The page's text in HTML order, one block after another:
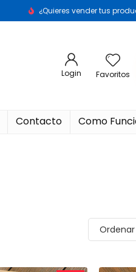
¿Quieres vender tus
Login Favoritos
Contacto Como